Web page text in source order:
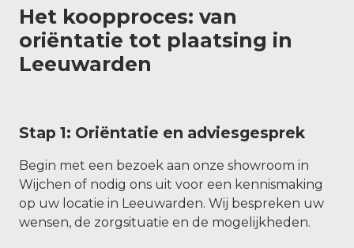
Het koopproces: van
oriëntatie tot plaatsing in
Leeuwarden
Stap 1: Oriëntatie en adviesgesprek
Begin met een bezoek aan onze showroom in
Wijchen of nodig ons uit voor een kennismaking
op uw locatie in Leeuwarden. Wij bespreken uw
wensen, de zorgsituatie en de mogelijkheden.